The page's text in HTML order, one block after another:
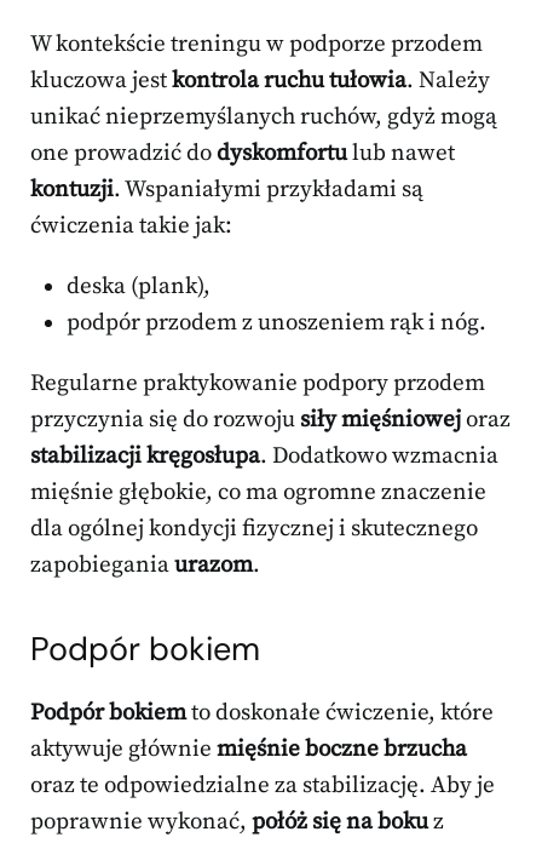
W kontekście treningu w podporze przodem
kluczowa jestkontrola ruchu tułowia. Należy
unikać nieprzemyślanych ruchów, gdyż mogą
one prowadzić dodyskomfortulub nawet
kontuzji. Wspaniałymi przykładami są
ćwiczenia takie jak:
deska (plank),
podpór przodem z unoszeniem rąk i nóg.
Regularne praktykowanie podpory przodem
przyczynia się do rozwoju siły mięśniowejoraz
stabilizacji kręgosłupa. Dodatkowo wzmacnia
mięśnie głębokie, co ma ogromne znaczenie
dla ogólnej kondycji fizycznej i skutecznego
zapobieganiaurazom.
Podpór bokiem
Podpór bokiemto doskonałe ćwiczenie, które
aktywuje głównie mięśnie boczne brzucha
oraz te odpowiedzialne za stabilizację. Aby je
poprawnie wykonać, połóż się na bokuz